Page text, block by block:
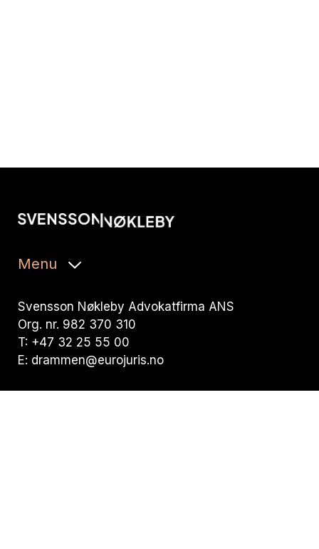
Menu
Svensson Nøkleby Advokatfirma ANS
Org. nr. 982 370 310
T: +47 32 25 55 00
E: drammen@eurojuris.no